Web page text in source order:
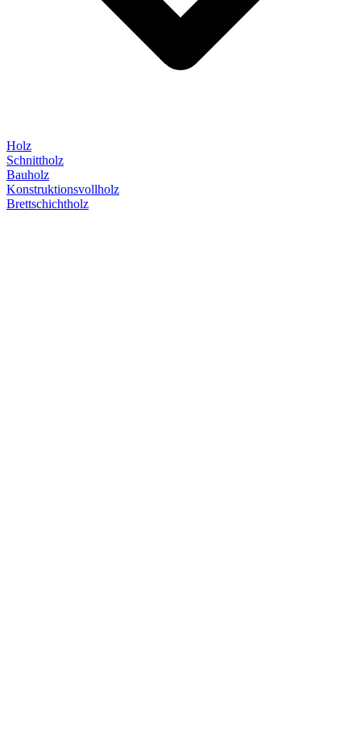
Holz
Schnittholz
Bauholz
Konstruktionsvollholz
Brettschichtholz